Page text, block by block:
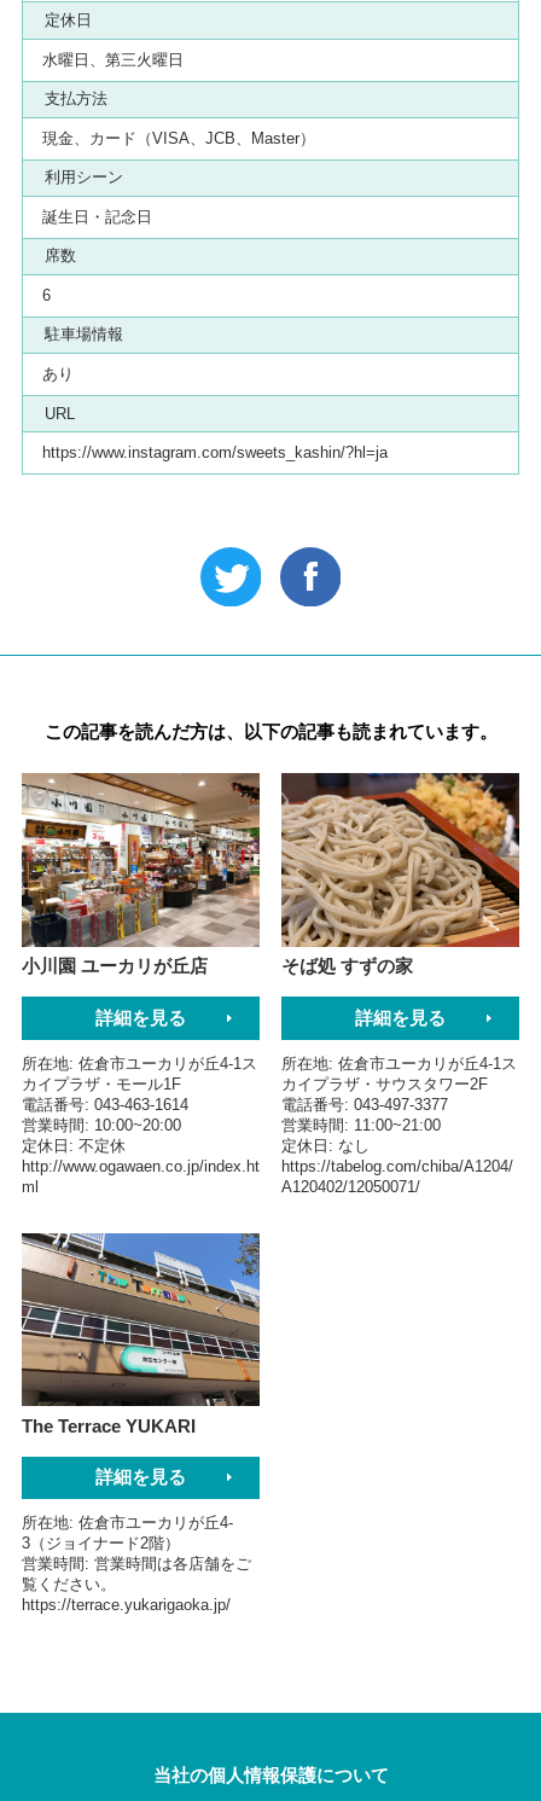
定休日
水曜日、第三火曜日
支払方法
現金、カード（VISA、JCB、Master）
利用シーン
誕生日・記念日
席数
6
駐車場情報
あり
URL
https://www.instagram.com/sweets_kashin/?hl=ja
この記事を読んだ方は、以下の記事も読まれています。
小川園 ユーカリが丘店
詳細を見る
所在地 佐倉市ユーカリが丘4-1ス
カイプラザ・モール1F
電話番号 043-463-1614
営業時間
10:00~20:00
定休日
不定休
http://www.ogawaen.co.jp/index.ht
ml
そば処 すずの家
詳細を見る
所在地 佐倉市ユーカリが丘4-1ス
カイプラザ・サウスタワー2F
電話番号 043-497-3377
営業時間
11:00~21:00
定休日
なし
https://tabelog.com/chiba/A1204/
A120402/12050071/
The Terrace YUKARI
詳細を見る
所在地 佐倉市ユーカリが丘4-
3（ジョイナード2階）
営業時間
営業時間は各店舗をご
覧ください。
https://terrace.yukarigaoka.jp/
当社の個人情報保護について